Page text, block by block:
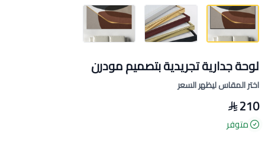
لوحة جدارية تجريدية بتصميم مودرن
اختر المقاس ليظهر السعر
210
متوفر